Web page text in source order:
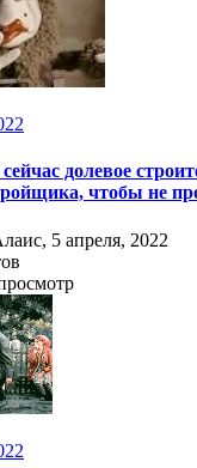
долевое
чтобы не
5 апреля, 2022